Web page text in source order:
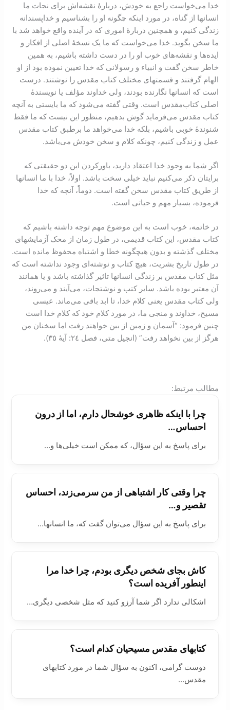
خدا می‌خواست راجع به خودش، دربارۀ نقشه‌اش برای نجات ما
انسانها از گناه، در مورد اینکه چگونه او را بشناسیم و خداپسندانه
زندگی کنیم، و همچنین دربارۀ اموری که در آینده واقع خواهد شد با
ما سخن بگوید. خدا می‌خواست که ما یک نسخۀ اصلی از افکار و
ایده‌ها و نقشه‌های خوب او را در دست داشته باشیم، به همین
خاطر سخن گفت و انبیاء و رسولانی که خدا تعیین نموده بود از او
الهام گرفتند و قسمتهای مختلف کتاب ‌مقدس را نوشتند. درست
است که انسانها نگارنده بودند، ولی خداوند مؤلف یا نویسندۀ
اصلی کتاب‌مقدس است. وقتی گفته می‌شود که ما بایستی به آنچه
کتاب ‌مقدس می‌فرماید گوش بدهیم، منظور این نیست که ما فقط
شنوندۀ خوبی باشیم، بلکه خدا می‌خواهد ما برطبق کتاب ‌مقدس
عمل و زندگی کنیم، چونکه کلام و سخن خودش می‌باشد.
اگر شما به وجود خدا اعتقاد دارید، باورکردن این دو حقیقتی که
برایتان ذکر می‌کنیم نباید خیلی سخت باشد. اولاً، خدا با ما انسانها
از طریق کتاب ‌مقدس سخن گفته است. دوماً، آنچه که خدا
فرموده، بسیار مهم و حياتی است.
در خاتمه، خوب است به این موضوع مهم توجه داشته باشیم که
کتاب ‌مقدس، این کتاب قدیمی، در طول زمان از محک آزمایشهای
مختلف گذشته و بدون هیچگونه خطا و اشتباه محفوظ مانده است.
در طول تاریخ بشریت، هیچ کتاب و نوشته‌ای وجود نداشته است که
مثل کتاب ‌مقدس بر زندگی انسانها تاثیر گذاشته باشد و یا همانند
آن معتبر بوده باشد. سایر کتب و نوشتجات، می‌آیند و می‌روند،
ولی کتاب ‌مقدس یعنی کلام خدا، تا ابد باقی می‌ماند. عیسی‌
مسیح، خداوند و منجی ما، در مورد کلام خود که کلام خدا است
چنین فرمود: “آسمان و زمین از بین خواهند رفت اما سخنان من
هرگز از بین نخواهد رفت” (انجیل متی، فصل ٢٤: آيۀ ٣٥).
:مطالب مرتبط
چرا با اینکه ظاهری خوشحال دارم، اما از درون
احساس…
برای پاسخ به اين سؤال، که ممکن است خيلی‌ها و…
چرا وقتی کار اشتباهی از من سرمی‌زند، احساس
تقصیر و…
برای پاسخ به اين سؤال می‌توان گفت که، ما انسانها…
کاش بجای شخص دیگری بودم، چرا خدا مرا
اینطور آفریده است؟
اشکالی ندارد اگر شما آرزو کنید که مثل شخصی دیگری…
كتابهای مقدس مسیحیان كدام است؟
دوست گرامی، اكنون به سؤال شما در ‌مورد كتابهای
مقدس…